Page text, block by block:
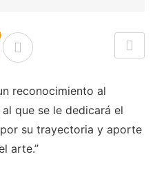
reconocimiento al
que se le dedicará el
su trayectoria y aporte
arte.”